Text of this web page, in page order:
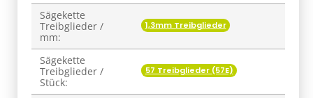
Sägekette
Treibglieder /
mm:
1,3mm Treibglieder
Sägekette
Treibglieder /
Stück:
57 Treibglieder (57E)